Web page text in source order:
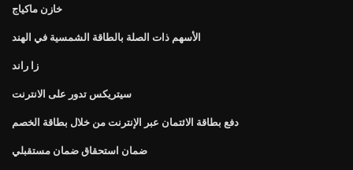
خازن ماكياج
الأسهم ذات الصلة بالطاقة الشمسية في الهند
زا راند
سيتريكس تدور على الانترنت
دفع بطاقة الائتمان عبر الإنترنت من خلال بطاقة الخصم
ضمان استحقاق ضمان مستقبلي